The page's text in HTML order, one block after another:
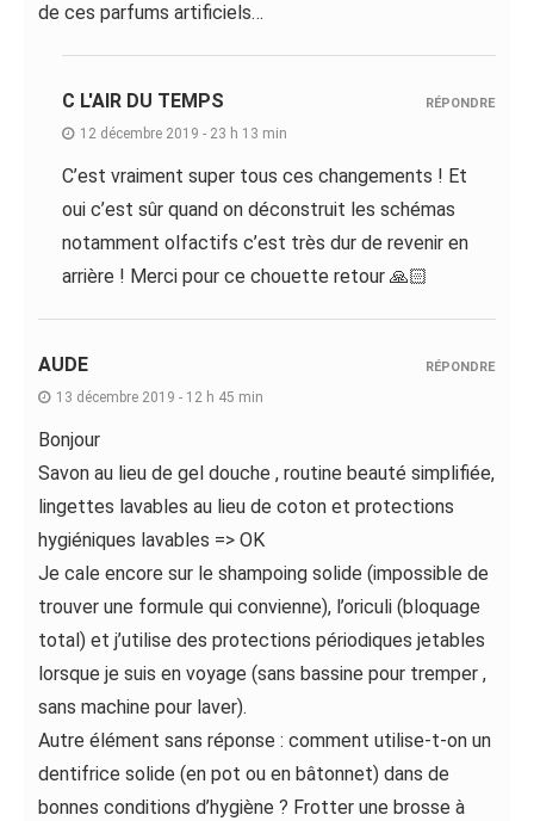
de ces parfums artificiels…
C L'AIR DU TEMPS
12 décembre 2019 - 23 h 13 min
C’est vraiment super tous ces changements ! Et
oui c’est sûr quand on déconstruit les schémas
notamment olfactifs c’est très dur de revenir en
arrière ! Merci pour ce chouette retour 🙏🏻
RÉPONDRE
AUDE
13 décembre 2019 - 12 h 45 min
Bonjour
Savon au lieu de gel douche , routine beauté simplifiée,
lingettes lavables au lieu de coton et protections
hygiéniques lavables => OK
Je cale encore sur le shampoing solide (impossible de
trouver une formule qui convienne), l’oriculi (bloquage
total) et j’utilise des protections périodiques jetables
lorsque je suis en voyage (sans bassine pour tremper ,
sans machine pour laver).
Autre élément sans réponse : comment utilise-t-on un
dentifrice solide (en pot ou en bâtonnet) dans de
bonnes conditions d’hygiène ? Frotter une brosse à
RÉPONDRE